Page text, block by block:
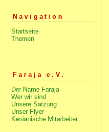
Navigation
Startseite
Themen
Faraja e.V.
Der Name Faraja
Wer wir sind
Unsere Satzung
Unser Flyer
Kenianische Mitarbeiter